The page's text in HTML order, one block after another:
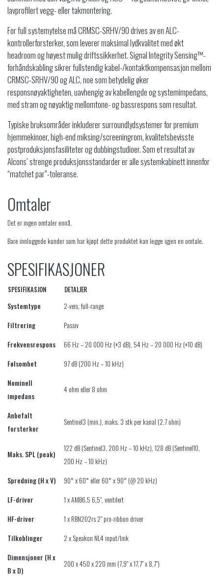
lavprofilert vegg- eller takmontering.​
For full systemytelse må CRMSC-SRHV/90 drives av en ALC-
kontrollerforsterker, som leverer maksimal lydkvalitet med økt
headroom og høyest mulig driftssikkerhet. Signal Integrity Sensing™-
forhåndskabling sikrer fullstendig kabel-/kontaktkompensasjon mellom
CRMSC-SRHV/90 og ALC, noe som betydelig øker
responsnøyaktigheten, uavhengig av kabellengde og systemimpedans,
med stram og nøyaktig mellomtone- og bassrespons som resultat.​
Typiske bruksområder inkluderer surroundlydsystemer for premium
hjemmekinoer, high-end miksing/screeningrom, kvalitetsbevisste
postproduksjonsfasiliteter og dubbingstudioer. Som et resultat av
Alcons’ strenge produksjonsstandarder er alle systemkabinett innenfor
“matchet par”-toleranse.​
Omtaler
Det er ingen omtaler ennå.
Bare innloggede kunder som har kjøpt dette produktet kan legge igjen en omtale.
SPESIFIKASJONER
SPESIFIKASJON DETALJER
Systemtype
2-veis, full-range
Filtrering
Passiv
Frekvensrespons
66 Hz – 20 000 Hz (±3 dB), 54 Hz – 20 000 Hz (±10 dB)
Følsomhet
97 dB (200 Hz – 10 kHz)
Nominell
impedans
4 ohm eller 8 ohm
Anbefalt
forsterker
Sentinel3 (min.), maks. 3 stk per kanal (2,7 ohm)
Maks. SPL (peak)
122 dB (Sentinel3, 200 Hz – 10 kHz), 128 dB (Sentinel10,
200 Hz – 10 kHz)
Spredning (H x V)
90° x 60° eller 60° x 90° (@ 20 kHz)
LF-driver
1 x AMB6.5 6,5″, ventilert
HF-driver
1 x RBN202rs 2″ pro-ribbon driver
Tilkoblinger
2 x Speakon NL4 input/link
Dimensjoner (H x
B x D)
200 x 450 x 220 mm (7,9″ x 17,7″ x 8,7″)